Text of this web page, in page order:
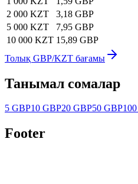
2 000 KZT
3,18 GBP
5 000 KZT
7,95 GBP
10 000 KZT 15,89 GBP
Толық GBP/KZT бағамы
Танымал сомалар
5 GBP10 GBP20 GBP50 GBP
Footer